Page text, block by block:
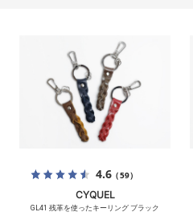
4.6（59）
CYQUEL
GL41 残革を使ったキーリング ブラック